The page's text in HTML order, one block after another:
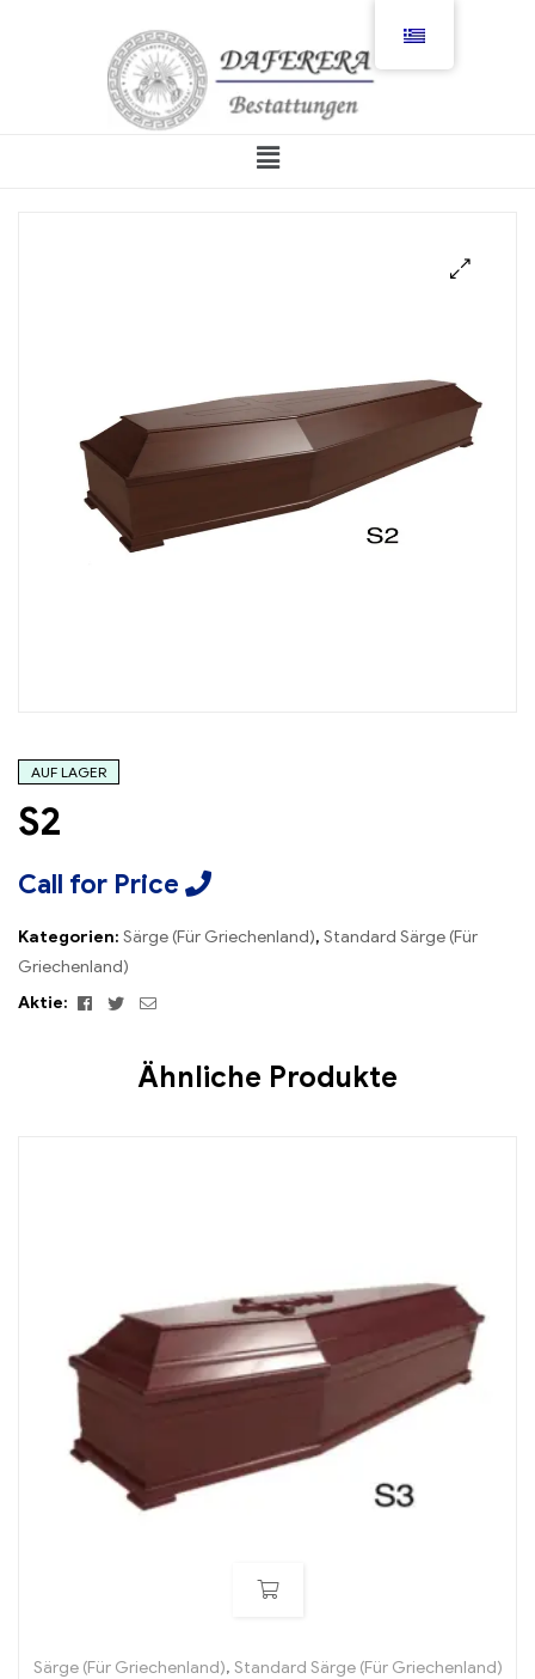
AUF LAGER
S2
Call for Price
Kategorien: Särge (Für Griechenland), Standard Särge (Für
Griechenland)
Aktie:
Facebook
TwitterEmail
Ähnliche Produkte
Särge (Für Griechenland), Standard Särge (Für Griechenland)